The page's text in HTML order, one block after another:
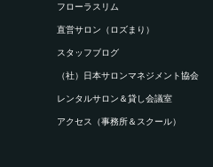
フローラスリム
直営サロン（ロズまり）
スタッフブログ
（社）日本サロンマネジメント協会
レンタルサロン＆貸し会議室
アクセス（事務所＆スクール）